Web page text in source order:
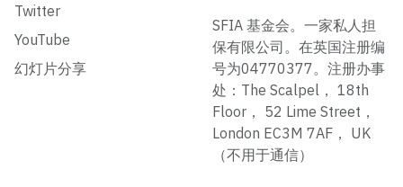
Twitter
YouTube
幻灯片分享
SFIA 基金会。一家私人担
保有限公司。在英国注册编
号为04770377。注册办事
处：The Scalpel， 18th
Floor， 52 Lime Street，
London EC3M 7AF， UK
（不用于通信）